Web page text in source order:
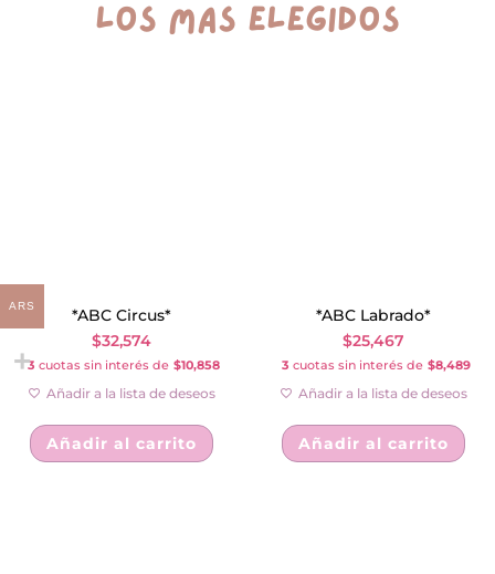
los más elegidos
*ABC Circus*
$32,574
3 cuotas sin interés de $10,858
Añadir a la lista de deseos
Añadir al carrito
*ABC Labrado*
$25,467
3 cuotas sin interés de $8,489
Añadir a la lista de deseos
Añadir al carrito
ARS